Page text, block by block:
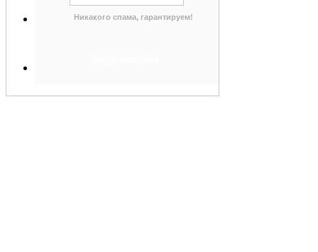
Никакого спама, гарантируем!